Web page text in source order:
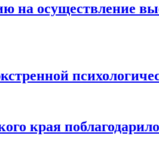
на осуществление
края